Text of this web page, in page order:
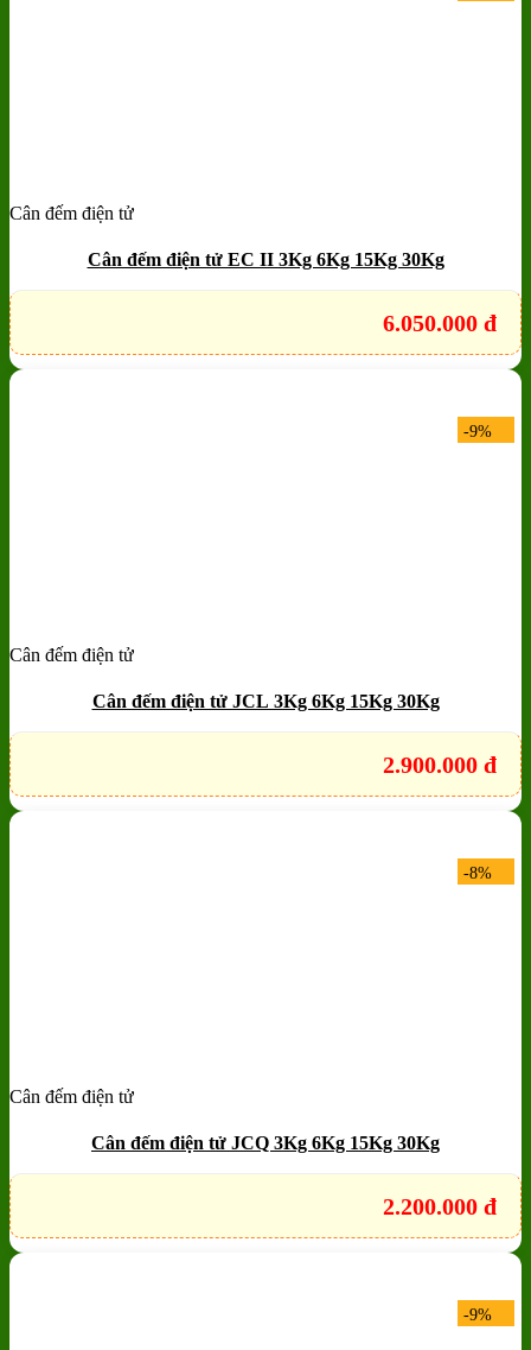
Add to wishlist
Cân đếm điện tử
Cân đếm điện tử EC II 3Kg 6Kg 15Kg 30Kg
6.050.000 đ
-9%
Add to wishlist
Cân đếm điện tử
Cân đếm điện tử JCL 3Kg 6Kg 15Kg 30Kg
2.900.000 đ
-8%
Add to wishlist
Cân đếm điện tử
Cân đếm điện tử JCQ 3Kg 6Kg 15Kg 30Kg
2.200.000 đ
-9%